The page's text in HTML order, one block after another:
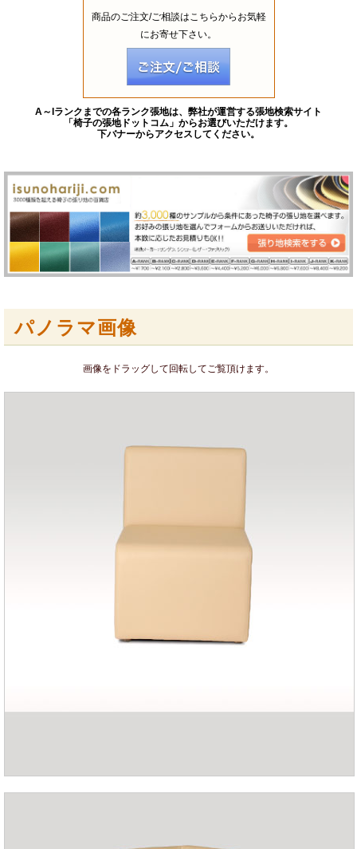
商品のご注文/ご相談はこちらからお気軽
にお寄せ下さい。
A～Iランクまでの各ランク張地は、弊社が運営する張地検索サイト
「椅子の張地ドットコム」からお選びいただけます。
下バナーからアクセスしてください。
パノラマ画像
画像をドラッグして回転してご覧頂けます。